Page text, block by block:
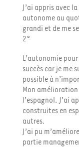
J’ai appris avec
autonome au
grandi et de me
2°
L’autonomie
succès car je me
possible à
Mon amélioration
l’espagnol. J’ai
construites en
autres.
J’ai pu
partie